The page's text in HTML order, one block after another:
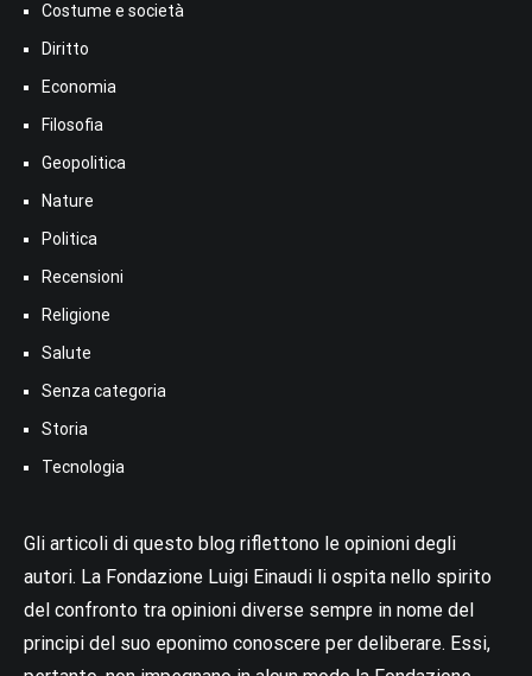
Costume e società
Diritto
Economia
Filosofia
Geopolitica
Nature
Politica
Recensioni
Religione
Salute
Senza categoria
Storia
Tecnologia
Gli articoli di questo blog riflettono le opinioni degli
autori. La Fondazione Luigi Einaudi li ospita nello spirito
del confronto tra opinioni diverse sempre in nome del
principi del suo eponimo conoscere per deliberare. Essi,